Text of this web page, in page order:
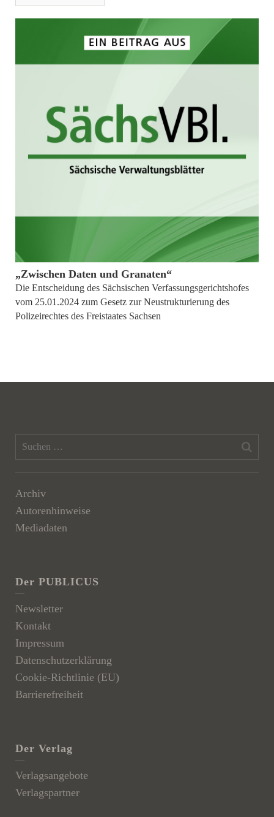
23. April 2025
„Zwischen Daten und Granaten“
Die Entscheidung des Sächsischen Verfassungsgerichtshofes
vom 25.01.2024 zum Gesetz zur Neustrukturierung des
Polizeirechtes des Freistaates Sachsen
Archiv
Autorenhinweise
Mediadaten
Der PUBLICUS
Newsletter
Kontakt
Impressum
Datenschutzerklärung
Cookie-Richtlinie (EU)
Barrierefreiheit
Der Verlag
Verlagsangebote
Verlagspartner